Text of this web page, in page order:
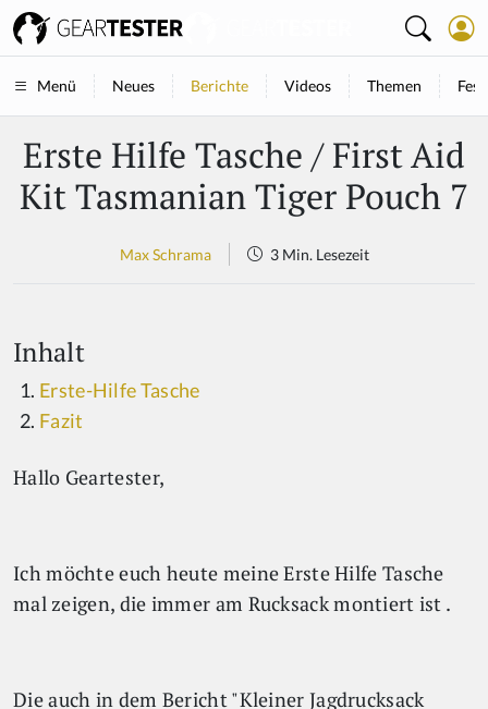
Menü Neues Berichte Videos Themen
Erste Hilfe Tasche / First Aid
Kit Tasmanian Tiger Pouch 7
Max Schrama 3 Min. Lesezeit
Inhalt
Erste-Hilfe Tasche
Fazit
Hallo Geartester,
Ich möchte euch heute meine Erste Hilfe Tasche
mal zeigen, die immer am Rucksack montiert ist .
Die auch in dem Bericht "Kleiner Jagdrucksack